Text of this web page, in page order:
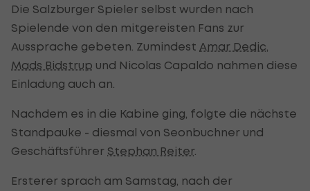
Die Salzburger Spieler selbst wurden nach
Spielende von den mitgereisten Fans zur
Aussprache gebeten. Zumindest Amar Dedic
Mads Bidstrup und Nicolas Capaldo nahmen diese
Einladung auch an.
Nachdem es in die Kabine ging, folgte die nächste
Standpauke - diesmal von Seonbuchner und
Geschäftsführer Stephan Reiter.
Ersterer sprach am Samstag, nach der